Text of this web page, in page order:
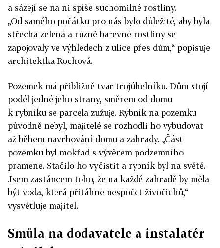
a sázejí se na ni spíše suchomilné rostliny.
„Od samého počátku pro nás bylo důležité, aby byla
střecha zelená a různě barevné rostliny se
zapojovaly ve výhledech z ulice přes dům,“ popisuje
architektka Rochová.
Pozemek má přibližně tvar trojúhelníku. Dům stojí
podél jedné jeho strany, směrem od domu
k rybníku se parcela zužuje. Rybník na pozemku
původně nebyl, majitelé se rozhodli ho vybudovat
až během navrhování domu a zahrady. „Část
pozemku byl mokřad s vývěrem podzemního
pramene. Stačilo ho vyčistit a rybník byl na světě.
Jsem zastáncem toho, že na každé zahradě by měla
být voda, která přitáhne nespočet živočichů,“
vysvětluje majitel.
Smůla na dodavatele a instalatér